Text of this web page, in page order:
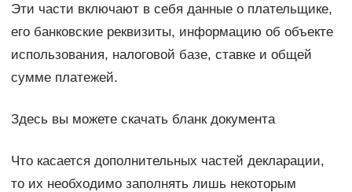
Эти части включают в себя данные о плательщике,
его банковские реквизиты, информацию об объекте
использования, налоговой базе, ставке и общей
сумме платежей.
Здесь вы можете скачать бланк документа
Что касается дополнительных частей декларации,
то их необходимо заполнять лишь некоторым